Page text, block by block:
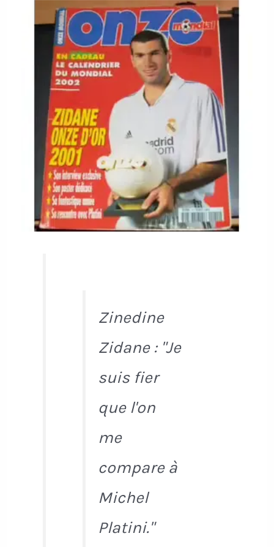
Zinedine
Zidane : "Je
suis fier
que l'on
me
compare à
Michel
Platini."